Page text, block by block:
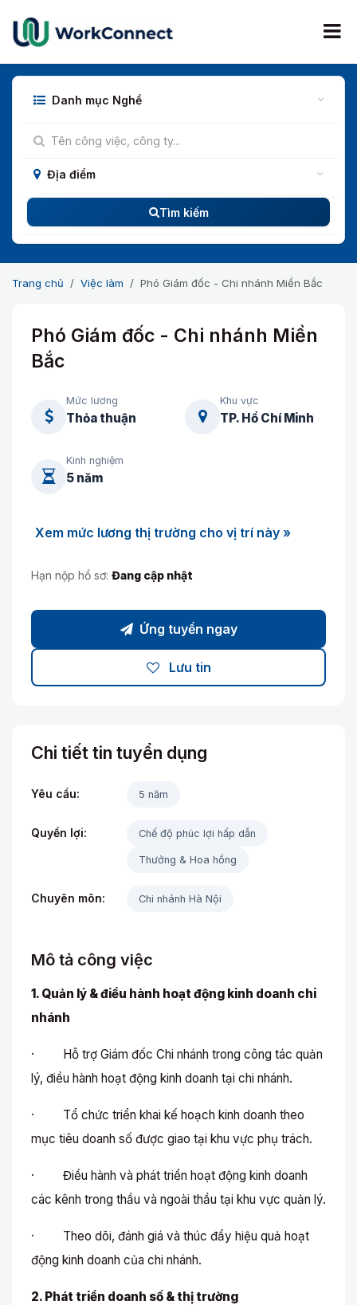
Bỏ qua để đến Nội dung
Danh mục Nghề
Địa điểm
Tìm kiếm
Trang chủ Việc làm Phó Giám đốc - Chi nhánh Miền Bắc
Phó Giám đốc - Chi nhánh Miền
Bắc
Mức lương
Thỏa thuận
Khu vực
TP. Hồ Chí Minh
Kinh nghiệm
5 năm
Xem mức lương thị trường cho vị trí này »
Hạn nộp hồ sơ: Đang cập nhật
Ứng tuyển ngay
Lưu tin
Chi tiết tin tuyển dụng
Yêu cầu: 5 năm
Quyền lợi: Chế độ phúc lợi hấp dẫn
Thưởng & Hoa hồng
Chuyên môn: Chi nhánh Hà Nội
Mô tả công việc
1. Quản lý & điều hành hoạt động kinh doanh chi
nhánh
· Hỗ trợ Giám đốc Chi nhánh trong công tác quản
lý, điều hành hoạt động kinh doanh tại chi nhánh.
· Tổ chức triển khai kế hoạch kinh doanh theo
mục tiêu doanh số được giao tại khu vực phụ trách.
· Điều hành và phát triển hoạt động kinh doanh
các kênh trong thầu và ngoài thầu tại khu vực quản lý.
· Theo dõi, đánh giá và thúc đẩy hiệu quả hoạt
động kinh doanh của chi nhánh.
2. Phát triển doanh số & thị trường